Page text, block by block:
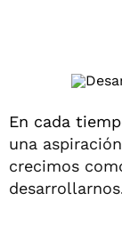
En cada
una
crecimos